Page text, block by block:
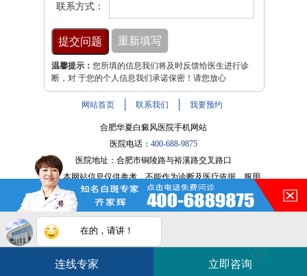
联系方式：
温馨提示： 您所填的信息我们将及时反馈给医生进行诊
断，对 于您的个人信息我们承诺保密！请您放心
网站首页 联系我们 我要预约
合肥华夏白癜风医院手机网站
医院电话： 400-688-9875
医院地址：合肥市铜陵路与裕溪路交叉路口
注：本网站信息仅供参考，不能作为诊断及医疗依据，服用
药物或进行治疗时请遵医嘱。如有转载或引用文章涉及版权
问题，请与我们联系。
皖ICP备16014022号-9
皖公网安备 34010202600947号
在的，请讲！
您的白斑在什么部位？
连线专家 立即咨询
白斑在线问医生
如何快速治好白癜风？ 电话咨询